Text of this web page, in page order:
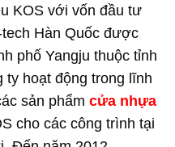
KOS với vốn đầu tư
Hàn Quốc được
phố Yangju thuộc tỉnh
ty hoạt động trong lĩnh
sản phẩm cửa nhựa
cho các công trình tại